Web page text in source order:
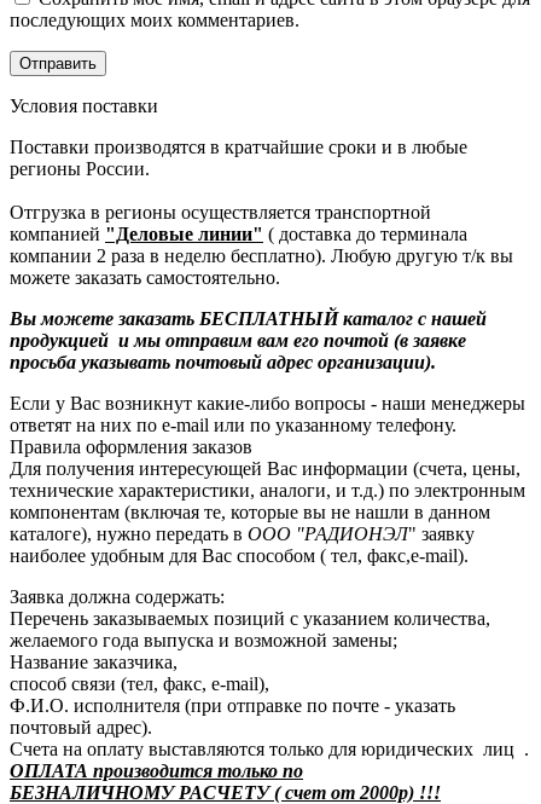
последующих моих комментариев.
Условия поставки
Поставки производятся в кратчайшие сроки и в любые
регионы России.
Отгрузка в регионы осуществляется транспортной
компанией "Деловые линии" ( доставка до терминала
компании 2 раза в неделю бесплатно). Любую другую т/к вы
можете заказать самостоятельно.
Вы можете заказать БЕСПЛАТНЫЙ каталог с нашей
продукцией и мы отправим вам его почтой (в заявке
просьба указывать почтовый адрес организации).
Если у Вас возникнут какие-либо вопросы - наши менеджеры
ответят на них по e-mail или по указанному телефону.
Правила оформления заказов
Для получения интересующей Вас информации (счета, цены,
технические характеристики, аналоги, и т.д.) по электронным
компонентам (включая те, которые вы не нашли в данном
каталоге), нужно передать в ООО "РАДИОНЭЛ" заявку
наиболее удобным для Вас способом ( тел, факс,e-mail).
Заявка должна содержать:
Перечень заказываемых позиций с указанием количества,
желаемого года выпуска и возможной замены;
Название заказчика,
способ связи (тел, факс, e-mail),
Ф.И.О. исполнителя (при отправке по почте - указать
почтовый адрес).
Счета на оплату выставляются только для юридических лиц .
ОПЛАТА производится только по
БЕЗНАЛИЧНОМУ РАСЧЕТУ ( счет от 2000р) !!!